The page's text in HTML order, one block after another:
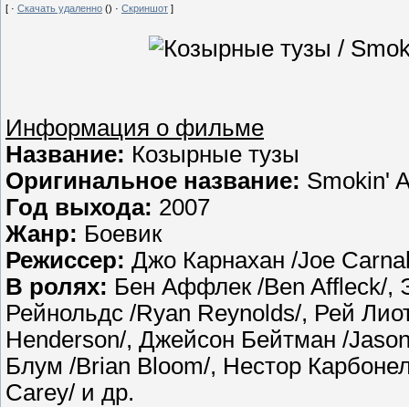
[ · Скачать удаленно () · Скриншот ]
Информация о фильме
Название: Козырные тузы
Оригинальное название: Smokin'
Год выхода: 2007
Жанр: Боевик
Режиссер: Джо Карнахан /Joe
В ролях: Бен Аффлек /Ben Affleck/,
Рейнольдс /Ryan Reynolds/, Рей
Henderson/, Джейсон Бейтман /
Блум /Brian Bloom/, Нестор
Carey/ и др.